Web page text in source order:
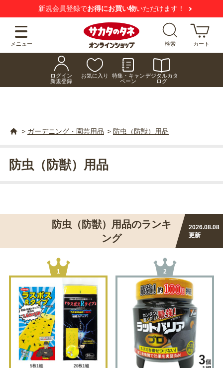
新規会員登録でお得にお買い物いただけます！
メニュー 検索 カート
ログイン
新規登録
お気に入り
特集・キャン
ペーン
デジタルカタ
ログ
> ガーデニング・園芸用品 > 防虫（防獣）用品
防虫（防獣）用品
防虫（防獣）用品のランキ
ング
2026.08.08
更新
1 2